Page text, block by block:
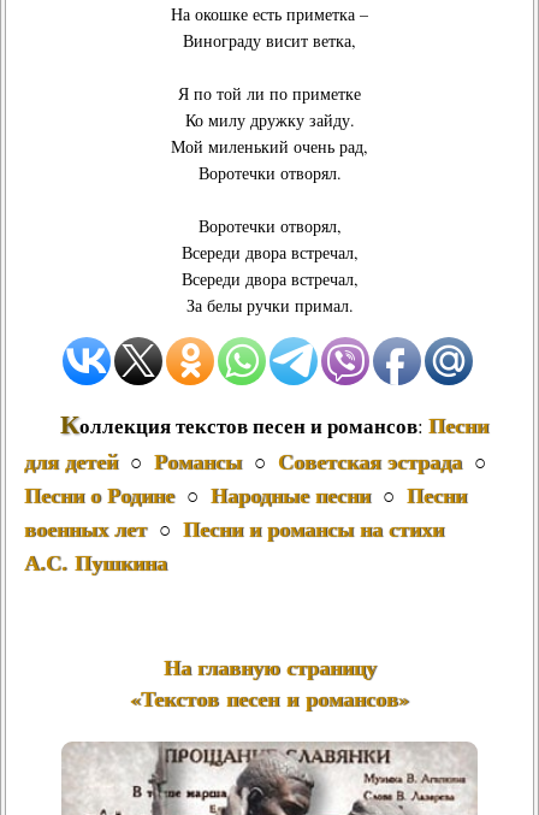
На окошке есть приметка –
Винограду висит ветка,
Я по той ли по приметке
Ко милу дружку зайду.
Мой миленький очень рад,
Воротечки отворял.
Воротечки отворял,
Всереди двора встречал,
Всереди двора встречал,
За белы ручки примал.
Коллекция текстов песен и романсов: Песни
для детей○ Романсы○ Советская эстрада○
Песни о Родине○ Народные песни○ Песни
военных лет○ Песни и романсы на стихи
А.С. Пушкина
На главную страницу
«Текстов песен и романсов»